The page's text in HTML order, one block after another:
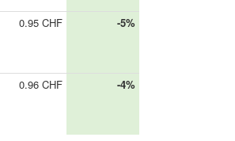
0.95 CHF -5%
0.96 CHF -4%